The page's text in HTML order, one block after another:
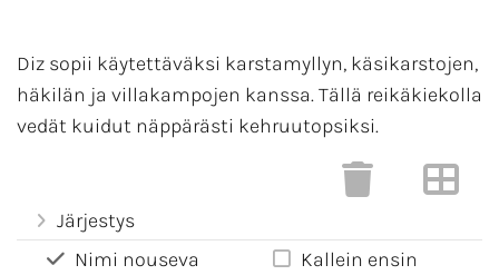
Diz sopii käytettäväksi karstamyllyn, käsikarstojen,
häkilän ja villakampojen kanssa. Tällä reikäkiekolla
vedät kuidut näppärästi kehruutopsiksi.
Järjestys
Nimi nouseva
Kallein ensin